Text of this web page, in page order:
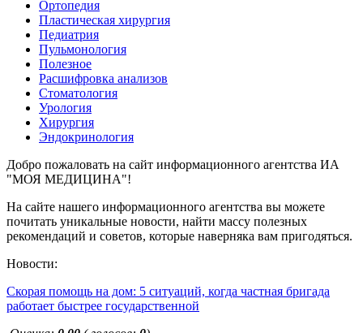
Ортопедия
Пластическая хирургия
Педиатрия
Пульмонология
Полезное
Расшифровка анализов
Стоматология
Урология
Хирургия
Эндокринология
Добро пожаловать на сайт информационного агентства ИА
"МОЯ МЕДИЦИНА"!
На сайте нашего информационного агентства вы можете
почитать уникальные новости, найти массу полезных
рекомендаций и советов, которые наверняка вам пригодяться.
Новости:
Скорая помощь на дом: 5 ситуаций, когда частная бригада
работает быстрее государственной